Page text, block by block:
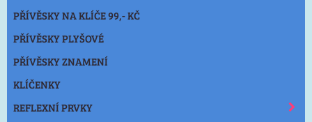
PŘÍVĚSKY NA KLÍČE 99,- KČ
PŘÍVĚSKY PLYŠOVÉ
PŘÍVĚSKY ZNAMENÍ
KLÍČENKY
REFLEXNÍ PRVKY